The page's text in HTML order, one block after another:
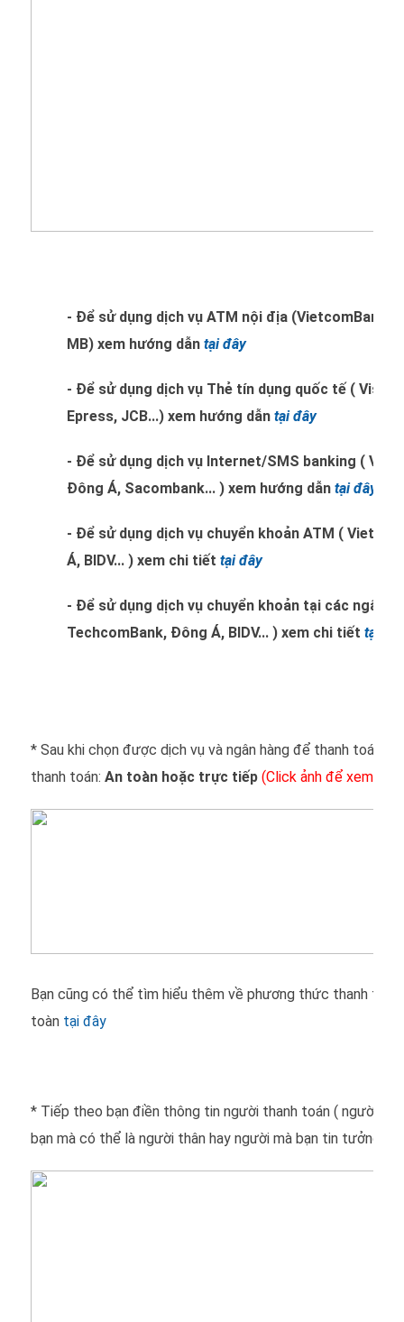
- Để sử dụng dịch vụ ATM nội địa (VietcomBank,
MB) xem hướng dẫn tại đây
- Để sử dụng dịch vụ Thẻ tín dụng quốc tế ( Visa,
Epress, JCB...) xem hướng dẫn tại đây
- Để sử dụng dịch vụ Internet/SMS banking (
Đông Á, Sacombank... ) xem hướng dẫn tại đây
- Để sử dụng dịch vụ chuyển khoản ATM (
Á, BIDV... ) xem chi tiết tại đây
- Để sử dụng dịch vụ chuyển khoản tại các ngân
TechcomBank, Đông Á, BIDV... ) xem chi tiết tại
* Sau khi chọn được dịch vụ và ngân hàng để thanh toán
thanh toán: An toàn hoặc trực tiếp (Click ảnh để xem
Bạn cũng có thể tìm hiểu thêm về phương thức thanh
toàn tại đây
* Tiếp theo bạn điền thông tin người thanh toán ( người
bạn mà có thể là người thân hay người mà bạn tin tưởng